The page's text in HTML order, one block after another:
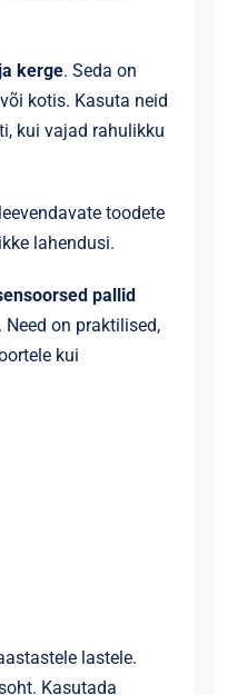
kerge. Seda on
kotis. Kasuta neid
kui vajad rahulikku
toodete
lahendusi.
pallid
on praktilised,
kui
lastele.
Kasutada